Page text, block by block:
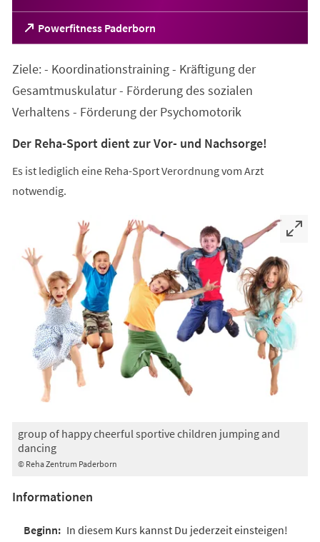
Powerfitness Paderborn
(Öffnet
in
neuen
Ziele: - Koordinationstraining - Kräftigung der
Gesamtmuskulatur - Förderung des sozialen
Verhaltens - Förderung der Psychomotorik
Der Reha-Sport dient zur Vor- und Nachsorge!
Es ist lediglich eine Reha-Sport Verordnung vom Arzt
notwendig.
© Reha Zentrum Paderborn
group of happy cheerful sportive children jumping and
dancing
Informationen
In diesem Kurs kannst Du jederzeit einsteigen!